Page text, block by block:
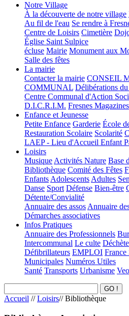
Notre Village
À la découverte de notre village
Au fil de l'eau Se rendre à
Centre de Loisirs Cimetière
Église Saint Sulpice
écluse Mairie Monument aux
Salle des fêtes
La mairie
Contacter la mairie CONSEIL
COMMUNAL Délibérations
Centre Communal d'Action
D.I.C.R.I.M. Fresnes Magazines
Enfance et Jeunesse
Petite Enfance Garderie École
Restauration Scolaire Scolarité
LAEP - Lieu d'Accueil Enfant
Loisirs
MusiqueActivités Nature Base
Bibliothèque Comité des Fêtes
EnfantsAdolescentsAdultes
Danse Sport Défense Bien-être
Détente/Convialité
Annuaire des assosAnnuaire
Démarches associatives
Infos Pratiques
Annuaire des Professionnels
Intercommunal Le culte
Défibrillateurs EMPLOI France
Municipales Numéros Utiles
Santé Transports Urbanisme
Accueil // Loisirs// Bibliothèque